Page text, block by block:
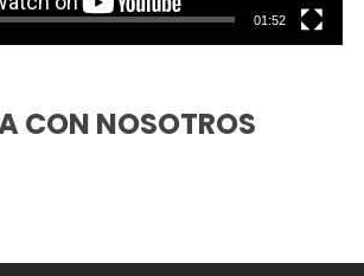
01:52
CON NOSOTROS